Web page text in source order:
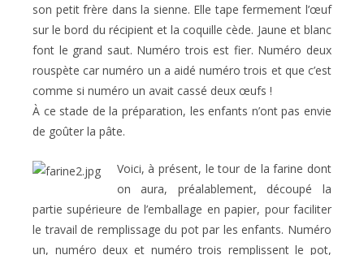
son petit frère dans la sienne. Elle tape fermement l’œuf
sur le bord du récipient et la coquille cède. Jaune et blanc
font le grand saut. Numéro trois est fier. Numéro deux
rouspète car numéro un a aidé numéro trois et que c’est
comme si numéro un avait cassé deux œufs !
À ce stade de la préparation, les enfants n’ont pas envie
de goûter la pâte.
Voici, à présent, le tour de la farine dont
on aura, préalablement, découpé la
partie supérieure de l’emballage en papier, pour faciliter
le travail de remplissage du pot par les enfants. Numéro
un, numéro deux et numéro trois remplissent le pot,